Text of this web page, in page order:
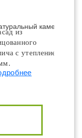
из
с утеплением